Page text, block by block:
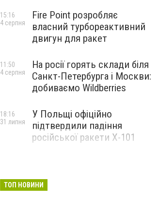
Fire Point розробляє
власний турбореактивний
двигун для ракет
15:16
4 серпня
На росії горять склади біля
Санкт-Петербурга і Москви:
добиваємо Wildberries
11:50
4 серпня
У Польщі офіційно
підтвердили падіння
російської ракети Х-101
18:16
31 липня
ТОП НОВИНИ